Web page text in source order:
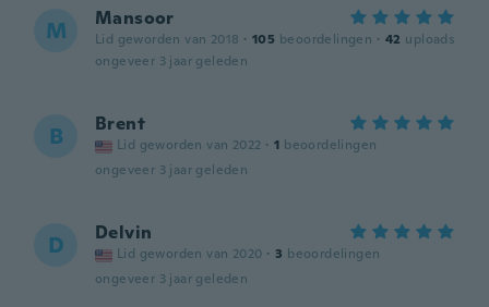
M Mansoor
Lid geworden van 2018 · 105 beoordelingen · 42 uploads
ongeveer 3 jaar geleden
B Brent
Lid geworden van 2022 · 1 beoordelingen
ongeveer 3 jaar geleden
D Delvin
Lid geworden van 2020 · 3 beoordelingen
ongeveer 3 jaar geleden